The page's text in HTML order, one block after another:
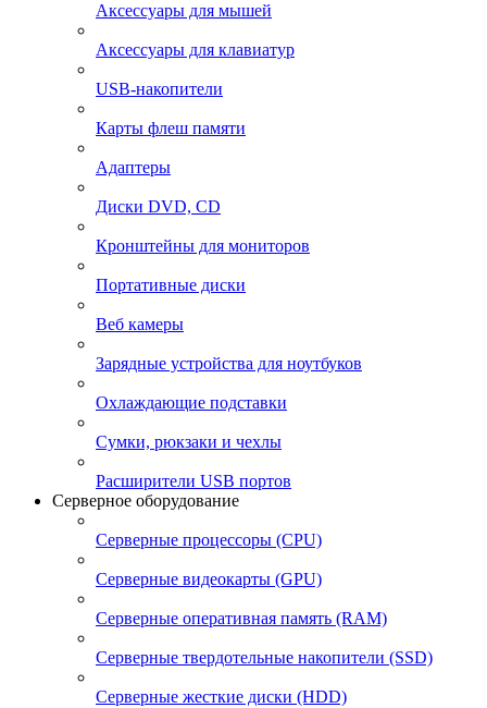
Аксессуары для мышей
Аксессуары для клавиатур
USB-накопители
Карты флеш памяти
Адаптеры
Диски DVD, CD
Кронштейны для мониторов
Портативные диски
Веб камеры
Зарядные устройства для ноутбуков
Охлаждающие подставки
Сумки, рюкзаки и чехлы
Расширители USB портов
Серверное оборудование
Серверные процессоры (CPU)
Серверные видеокарты (GPU)
Серверные оперативная память (RAM)
Серверные твердотельные накопители (SSD)
Серверные жесткие диски (HDD)